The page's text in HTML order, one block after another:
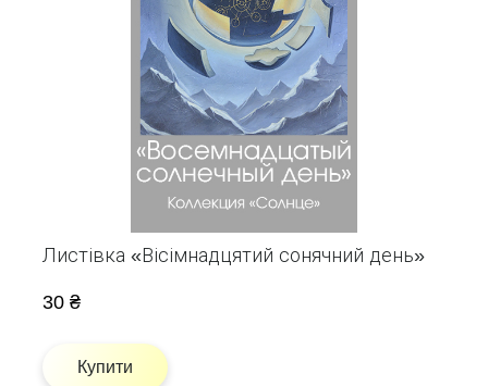
Листівка «Вісімнадцятий сонячний день»
30 ₴
Купити